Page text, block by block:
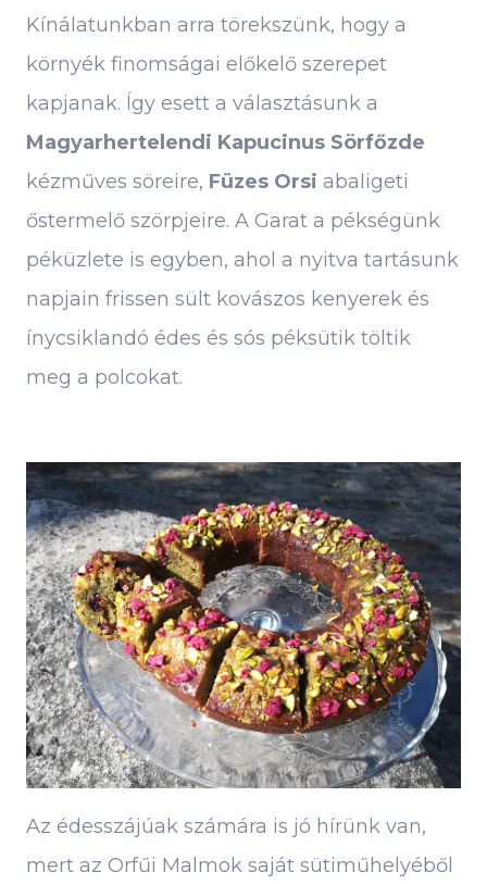
Kínálatunkban arra törekszünk, hogy a
környék finomságai előkelő szerepet
kapjanak. Így esett a választásunk a
Magyarhertelendi Kapucinus Sörfőzde
kézműves söreire, Füzes Orsi abaligeti
őstermelő szörpjeire. A Garat a pékségünk
péküzlete is egyben, ahol a nyitva tartásunk
napjain frissen sült kovászos kenyerek és
ínycsiklandó édes és sós péksütik töltik
meg a polcokat.
Az édesszájúak számára is jó hírünk van,
mert az Orfűi Malmok saját sütiműhelyéből